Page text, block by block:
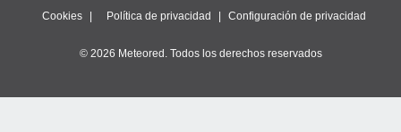
Cookies Política de privacidad Configuración de privacidad
© 2026 Meteored. Todos los derechos reservados